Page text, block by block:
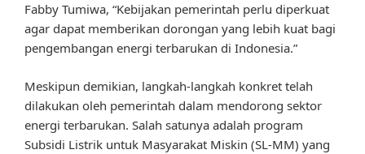
Fabby Tumiwa, “Kebijakan pemerintah perlu diperkuat
agar dapat memberikan dorongan yang lebih kuat bagi
pengembangan energi terbarukan di Indonesia.”
Meskipun demikian, langkah-langkah konkret telah
dilakukan oleh pemerintah dalam mendorong sektor
energi terbarukan. Salah satunya adalah program
Subsidi Listrik untuk Masyarakat Miskin (SL-MM) yang